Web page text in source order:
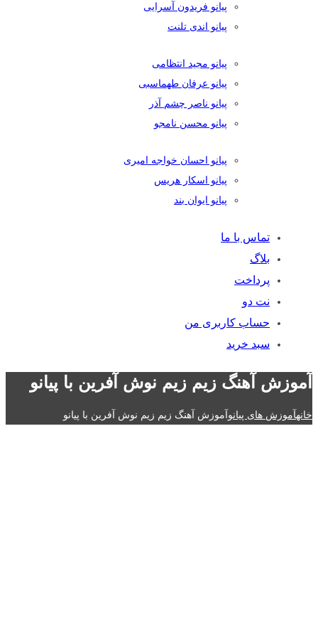
پیانو فریدون آسرایی
پیانو اندی تلنت
پیانو مجید انتظامی
پیانو عرفان طهماسبی
پیانو ناصر چشم آذر
پیانو محسن نامجو
پیانو احسان خواجه امیری
پیانو اسکار هریس
پیانو ایوان بند
تماس با ما
بلاگ
پرداخت
نت دو
حساب کاربری من
سبد خرید
آموزش آهنگ زیم زیم نوش آفرین با پیانو
خانهآموزش های پیانوآموزش آهنگ زیم زیم نوش آفرین با پیانو